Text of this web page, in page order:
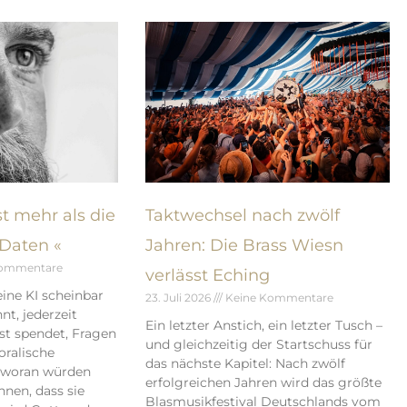
mehr als die
«
KI scheinbar
jederzeit
spendet, Fragen
würden
dass sie
Taktwechsel nach zwölf
Jahren: Die Brass Wiesn
verlässt Eching
23. Juli 2026 Keine Kommentare
Ein letzter Anstich, ein letzter Tusch –
und gleichzeitig der Startschuss für
das nächste Kapitel: Nach zwölf
erfolgreichen Jahren wird das größte
Blasmusikfestival Deutschlands vom